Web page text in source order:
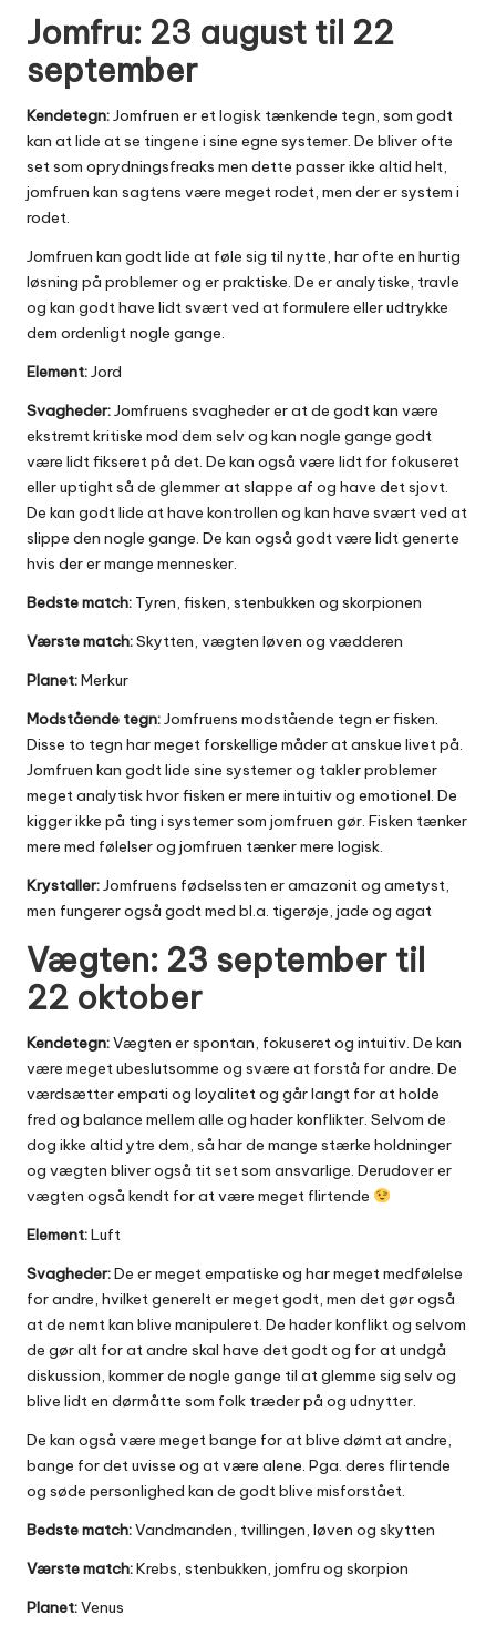
Jomfru: 23 august til 22
september
Kendetegn:Jomfruen er et logisk tænkende tegn, som godt
kan at lide at se tingene i sine egne systemer. De bliver ofte
set som oprydningsfreaks men dette passer ikke altid helt,
jomfruen kan sagtens være meget rodet, men der er system i
rodet.
Jomfruen kan godt lide at føle sig til nytte, har ofte en hurtig
løsning på problemer og er praktiske. De er analytiske, travle
og kan godt have lidt svært ved at formulere eller udtrykke
dem ordenligt nogle gange.
Element:Jord
Svagheder:Jomfruens svagheder er at de godt kan være
ekstremt kritiske mod dem selv og kan nogle gange godt
være lidt fikseret på det. De kan også være lidt for fokuseret
eller uptight så de glemmer at slappe af og have det sjovt.
De kan godt lide at have kontrollen og kan have svært ved at
slippe den nogle gange. De kan også godt være lidt generte
hvis der er mange mennesker.
Bedste match: Tyren, fisken, stenbukken og skorpionen
Værste match:Skytten, vægten løven og vædderen
Planet:Merkur
Modstående tegn:Jomfruens modstående tegn er fisken.
Disse to tegn har meget forskellige måder at anskue livet på.
Jomfruen kan godt lide sine systemer og takler problemer
meget analytisk hvor fisken er mere intuitiv og emotionel. De
kigger ikke på ting i systemer som jomfruen gør. Fisken tænker
mere med følelser og jomfruen tænker mere logisk.
Krystaller:Jomfruens fødselssten er amazonit og ametyst,
men fungerer også godt med bl.a. tigerøje, jade og agat
Vægten: 23 september til
22 oktober
Kendetegn:Vægten er spontan, fokuseret og intuitiv. De kan
være meget ubeslutsomme og svære at forstå for andre. De
værdsætter empati og loyalitet og går langt for at holde
fred og balance mellem alle og hader konflikter. Selvom de
dog ikke altid ytre dem, så har de mange stærke holdninger
og vægten bliver også tit set som ansvarlige. Derudover er
vægten også kendt for at være meget flirtende
Element:Luft
Svagheder:De er meget empatiske og har meget medfølelse
for andre, hvilket generelt er meget godt, men det gør også
at de nemt kan blive manipuleret. De hader konflikt og selvom
de gør alt for at andre skal have det godt og for at undgå
diskussion, kommer de nogle gange til at glemme sig selv og
blive lidt en dørmåtte som folk træder på og udnytter.
De kan også være meget bange for at blive dømt at andre,
bange for det uvisse og at være alene. Pga. deres flirtende
og søde personlighed kan de godt blive misforstået.
Bedste match:Vandmanden, tvillingen, løven og skytten
Værste match:Krebs, stenbukken, jomfru og skorpion
Planet:Venus